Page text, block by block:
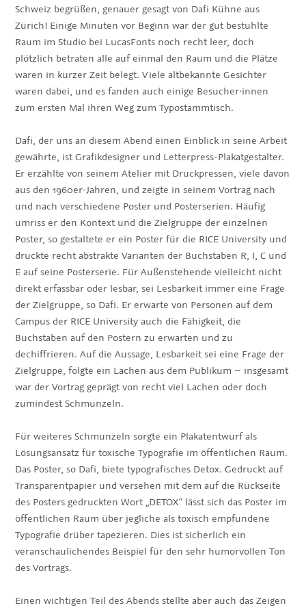
Schweiz begrüßen, genauer gesagt von Dafi Kühne aus
Zürich! Einige Minuten vor Beginn war der gut bestuhlte
Raum im Studio bei LucasFonts noch recht leer, doch
plötzlich betraten alle auf einmal den Raum und die Plätze
waren in kurzer Zeit belegt. Viele altbekannte Gesichter
waren dabei, und es fanden auch einige Besucher·innen
zum ersten Mal ihren Weg zum Typostammtisch.
Dafi, der uns an diesem Abend einen Einblick in seine Arbeit
gewährte, ist Grafikdesigner und Letterpress-Plakatgestalter.
Er erzählte von seinem Atelier mit Druckpressen, viele davon
aus den 1960er-Jahren, und zeigte in seinem Vortrag nach
und nach verschiedene Poster und Posterserien. Häufig
umriss er den Kontext und die Zielgruppe der einzelnen
Poster, so gestaltete er ein Poster für die RICE University und
druckte recht abstrakte Varianten der Buchstaben R, I, C und
E auf seine Posterserie. Für Außenstehende vielleicht nicht
direkt erfassbar oder lesbar, sei Lesbarkeit immer eine Frage
der Zielgruppe, so Dafi. Er erwarte von Personen auf dem
Campus der RICE University auch die Fähigkeit, die
Buchstaben auf den Postern zu erwarten und zu
dechiffrieren. Auf die Aussage, Lesbarkeit sei eine Frage der
Zielgruppe, folgte ein Lachen aus dem Publikum – insgesamt
war der Vortrag geprägt von recht viel Lachen oder doch
zumindest Schmunzeln.
Für weiteres Schmunzeln sorgte ein Plakatentwurf als
Lösungsansatz für toxische Typografie im öffentlichen Raum.
Das Poster, so Dafi, biete typografisches Detox. Gedruckt auf
Transparentpapier und versehen mit dem auf die Rückseite
des Posters gedruckten Wort „DETOX“ lässt sich das Poster im
öffentlichen Raum über jegliche als toxisch empfundene
Typografie drüber tapezieren. Dies ist sicherlich ein
veranschaulichendes Beispiel für den sehr humorvollen Ton
des Vortrags.
Einen wichtigen Teil des Abends stellte aber auch das Zeigen